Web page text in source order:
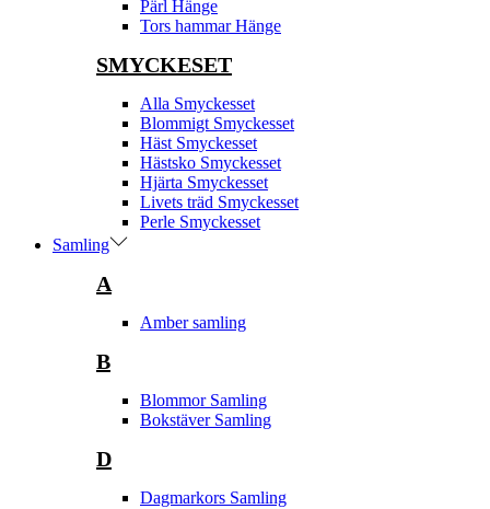
Pärl Hänge
Tors hammar Hänge
SMYCKESET
Alla Smyckesset
Blommigt Smyckesset
Häst Smyckesset
Hästsko Smyckesset
Hjärta Smyckesset
Livets träd Smyckesset
Perle Smyckesset
Samling
A
Amber samling
B
Blommor Samling
Bokstäver Samling
D
Dagmarkors Samling